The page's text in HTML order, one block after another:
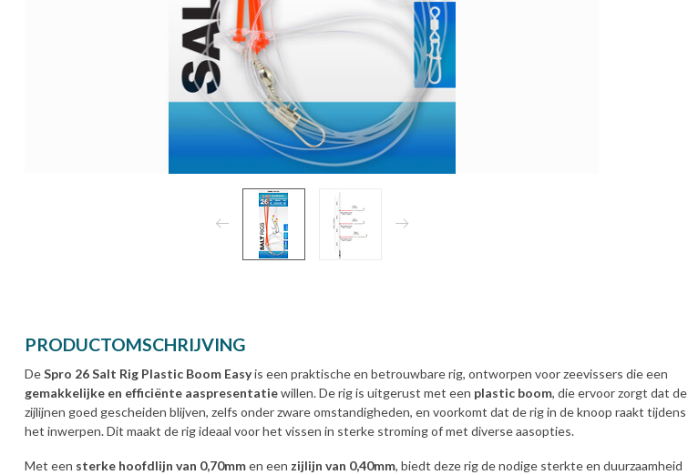
PRODUCTOMSCHRIJVING
DeSpro 26 Salt Rig Plastic Boom Easyis een praktische en betrouwbare rig, ontworpen voor zeevissers die een
gemakkelijke en efficiënte aaspresentatiewillen. De rig is uitgerust met een plastic boom, die ervoor zorgt dat de
zijlijnen goed gescheiden blijven, zelfs onder zware omstandigheden, en voorkomt dat de rig in de knoop raakt tijdens
het inwerpen. Dit maakt de rig ideaal voor het vissen in sterke stroming of met diverse aasopties.
Met een sterke hoofdlijn van 0,70mmen een zijlijn van 0,40mm, biedt deze rig de nodige sterkte en duurzaamheid